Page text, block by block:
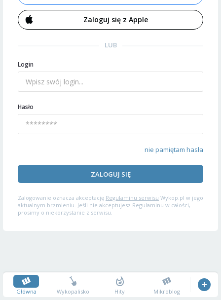
Zaloguj się z Apple
LUB
Login
Hasło
nie pamiętam hasła
ZALOGUJ SIĘ
Zalogowanie oznacza akceptację Regulaminu serwisu Wykop.pl w jego
aktualnym brzmieniu. Jeśli nie akceptujesz Regulaminu w całości,
prosimy o niekorzystanie z serwisu.
Główna Wykopalisko Hity Mikroblog